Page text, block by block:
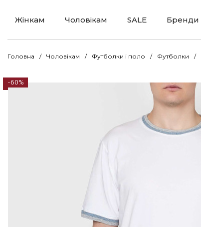
Жінкам Чоловікам SALE Бренди
Головна Чоловікам Футболки і поло Футболки
-60%